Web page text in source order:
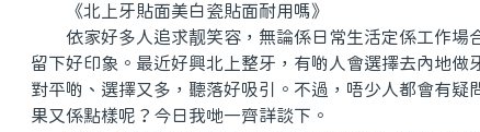
《北上牙貼面美白瓷貼面耐用嗎》
依家好多人追求靓笑容，無論係日常生活定係工作場
留下好印象。最近好興北上整牙，有啲人會選擇去內地做
對平啲、選擇又多，聽落好吸引。不過，唔少人都會有疑
果又係點樣呢？今日我哋一齊詳談下。